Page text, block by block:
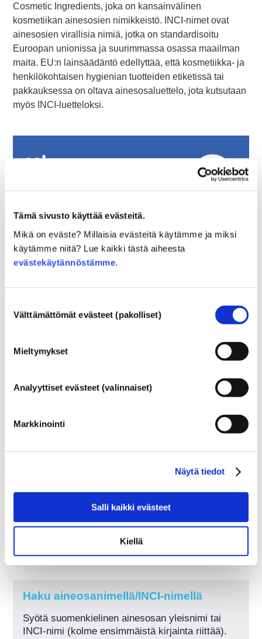
Tämä sivusto käyttää evästeitä.
Mikä on eväste? Millaisia evästeitä käytämme ja miksi
käytämme niitä? Lue kaikki tästä aiheesta
evästekäytännöstämme.
valinta
Välttämättömät evästeet (pakolliset)
Mieltymykset
Analyyttiset evästeet (valinnaiset)
Markkinointi
Näytä tiedot
Salli kaikki evästeet
Kiellä
Cosmetic Ingredients, joka on kansainvälinen
kosmetiikan ainesosien nimikkeistö. INCI-nimet ovat
ainesosien virallisia nimiä, jotka on standardisoitu
Euroopan unionissa ja suurimmassa osassa maailman
maita. EU:n lainsäädäntö edellyttää, että kosmetiikka- ja
henkilökohtaisen hygienian tuotteiden etiketissä tai
pakkauksessa on oltava ainesosaluettelo, jota kutsutaan
myös INCI-luetteloksi.
Miten
hakutyökalua
käytetään?
Kirjoita ainesosan yleisnimi tai INCI-nimi
sellaisena kuin se on tuotteen etiketissä tai
termin sisältävät tulokset. Parhaiten
ensimmäisenä. Klikkaa tulosta, joka vastaa
Saat tietoja ainesosan ominaisuuksista,
valmistettuja vai luonnosta peräisin) sekä siitä,
minkä tyyppisissä tuotteissa niitä mahdollisesti
ainesosa- ja tuotetyyppien valikoista.
Ainesosat
(INCI: International Nomenclature of Cosmetic
Ingredients)
Haku aineosanimellä/INCI-nimellä
Syötä suomenkielinen ainesosan yleisnimi tai
INCI-nimi (kolme ensimmäistä kirjainta riittää).